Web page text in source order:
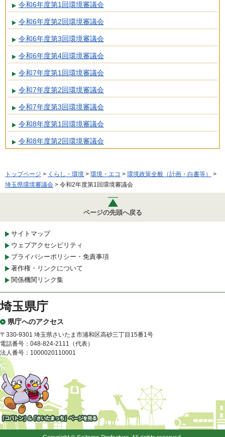
令和6年度第1回環境審議会
令和6年度第2回環境審議会
令和6年度第3回環境審議会
令和6年度第4回環境審議会
令和7年度第1回環境審議会
令和7年度第2回環境審議会
令和7年度第3回環境審議会
令和8年度第1回環境審議会
令和8年度第2回環境審議会
トップページ > くらし・環境 > 環境・エコ > 環境政策全般（計画・白書等）
>
埼玉県環境審議会 > 令和2年度第1回環境審議会
ページの先頭へ戻る
サイトマップ
ウェブアクセシビリティ
プライバシーポリシー・免責事項
著作権・リンクについて
関係機関リンク集
埼玉県庁
県庁へのアクセス
〒330-9301 埼玉県さいたま市浦和区高砂三丁目15番1号
電話番号：048-824-2111（代表）
法人番号：1000020110001
「コバトン」&「さいたまっ